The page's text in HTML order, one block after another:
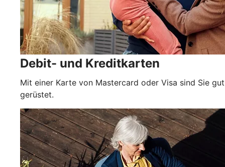
Debit- und Kreditkarten
Mit einer Karte von Mastercard oder Visa sind Sie gut
gerüstet.